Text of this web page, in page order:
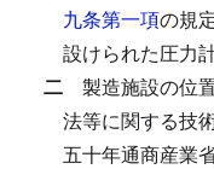
九条第一項の規
設けられた圧力
二 製造施設の位
法等に関する技
五十年通商産業